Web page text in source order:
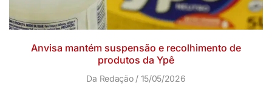
Anvisa mantém suspensão e recolhimento de
produtos da Ypê
Da Redação 15/05/2026